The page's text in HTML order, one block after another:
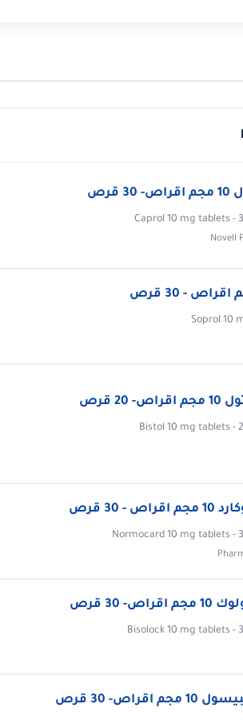
قرص
Caprol 10 mg tablets -
Novell
Soprol 10
20 قرص
Bistol 10 mg tablets -
- 30 قرص
Normocard 10 mg tablets -
30 قرص
Bisolock 10 mg tablets -
مجم اقراص- 30 قرص